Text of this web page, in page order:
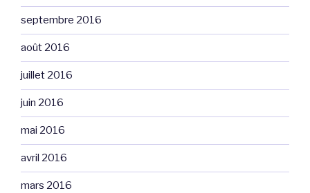
septembre 2016
août 2016
juillet 2016
juin 2016
mai 2016
avril 2016
mars 2016